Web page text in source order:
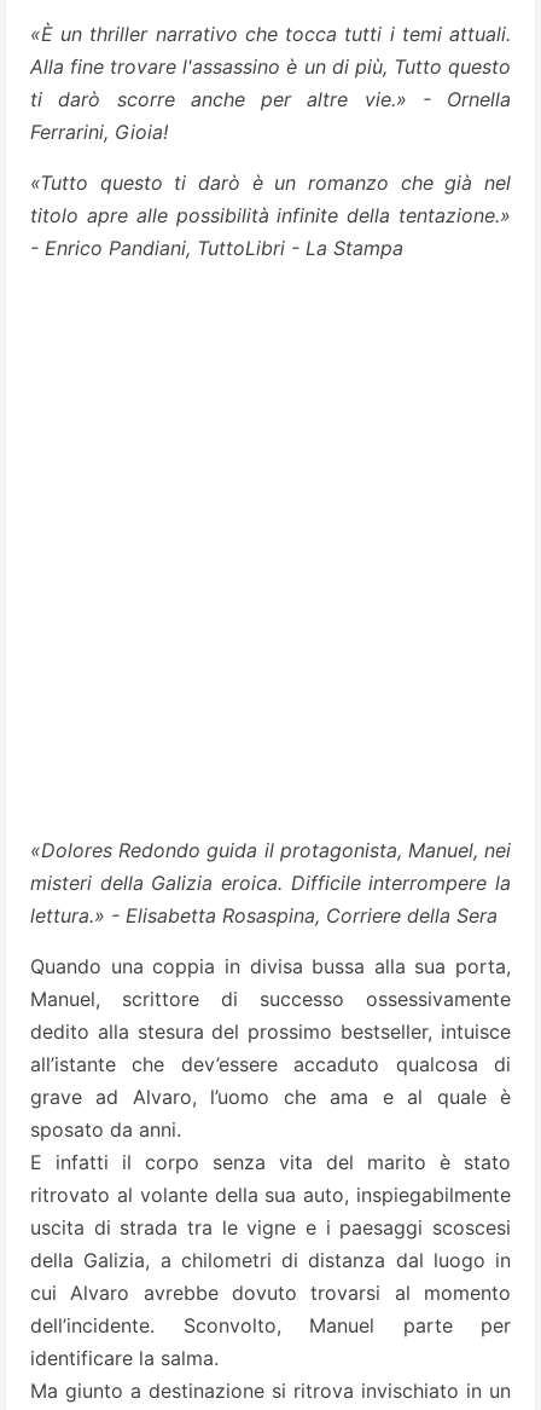
«È un thriller narrativo che tocca tutti i temi attuali.
Alla fine trovare l'assassino è un di più, Tutto questo
ti darò scorre anche per altre vie.» - Ornella
Ferrarini, Gioia!
«Tutto questo ti darò è un romanzo che già nel
titolo apre alle possibilità infinite della tentazione.»
- Enrico Pandiani, TuttoLibri - La Stampa
«Dolores Redondo guida il protagonista, Manuel, nei
misteri della Galizia eroica. Difficile interrompere la
lettura.» - Elisabetta Rosaspina, Corriere della Sera
Quando una coppia in divisa bussa alla sua porta,
Manuel, scrittore di successo ossessivamente
dedito alla stesura del prossimo bestseller, intuisce
all’istante che dev’essere accaduto qualcosa di
grave ad Alvaro, l’uomo che ama e al quale è
sposato da anni.
E infatti il corpo senza vita del marito è stato
ritrovato al volante della sua auto, inspiegabilmente
uscita di strada tra le vigne e i paesaggi scoscesi
della Galizia, a chilometri di distanza dal luogo in
cui Alvaro avrebbe dovuto trovarsi al momento
dell’incidente. Sconvolto, Manuel parte per
identificare la salma.
Ma giunto a destinazione si ritrova invischiato in un